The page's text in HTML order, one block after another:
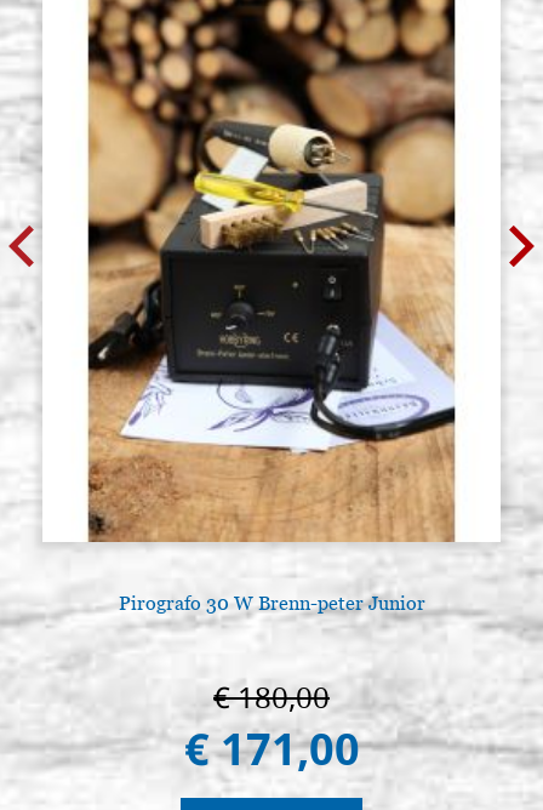
Pirografo 30 W Brenn-peter Junior
€ 180,00
€ 171,00